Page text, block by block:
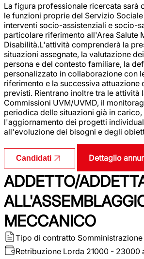
La figura professionale ricercata sarà
le funzioni proprie del Servizio
interventi socio-assistenziali e socio-
particolare riferimento all'Area Salute
Disabilità.L'attività comprenderà la
situazioni assegnate, la valutazione
persona e del contesto familiare, la
personalizzato in collaborazione con
riferimento e la successiva attuazione
previsti. Rientrano inoltre tra le attività
Commissioni UVM/UVMD, il
periodica delle situazioni già in carico,
l'aggiornamento dei progetti
all'evoluzione dei bisogni e degli
Candidati Dettaglio
ADDETTO/
MECCANICO
Tipo di contratto Somministrazione
Retribuzione Lorda 21000 - 23000